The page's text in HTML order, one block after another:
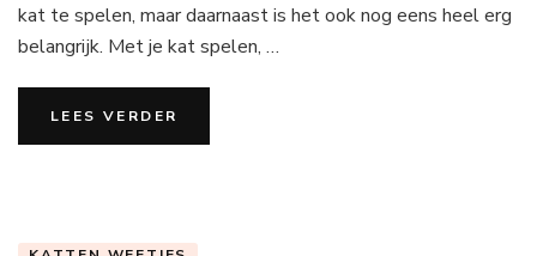
kat te spelen, maar daarnaast is het ook nog eens heel erg
belangrijk. Met je kat spelen, …
LEES VERDER